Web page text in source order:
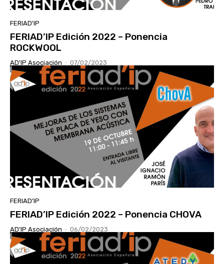
FERIAD'IP
FERIAD’IP Edición 2022 – Ponencia
ROCKWOOL
AD'IP Asociación - 07/02/2023
FERIAD'IP
FERIAD’IP Edición 2022 – Ponencia CHOVA
AD'IP Asociación - 06/02/2023